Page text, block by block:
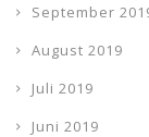
September
August 2019
Juli 2019
Juni 2019